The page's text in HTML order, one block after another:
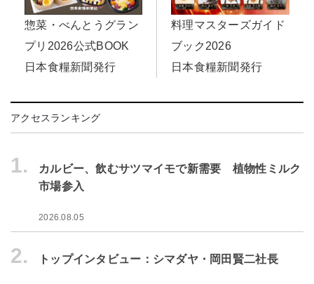
惣菜・べんとうグラン
プリ2026公式BOOK
日本食糧新聞発行
料理マスターズガイド
ブック2026
日本食糧新聞発行
アクセスランキング
1.
カルビー、飲むサツマイモで新需要 植物性ミルク
市場参入
2026.08.05
2. トップインタビュー：シマダヤ・岡田賢二社長